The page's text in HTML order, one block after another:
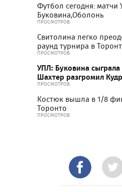
Футбол сегодня: матчи
Буковина,Оболонь
ПРОСМОТРОВ
Свитолина легко
раунд турнира в
ПРОСМОТРОВ
УПЛ: Буковина
Шахтер разгромил
ПРОСМОТРОВ
Костюк вышла в 1/8
Торонто
ПРОСМОТРОВ